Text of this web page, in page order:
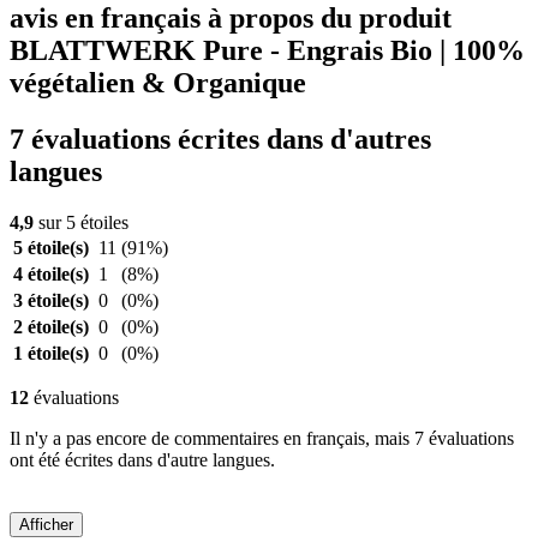
avis en français à propos du produit
BLATTWERK Pure - Engrais Bio | 100%
végétalien & Organique
7 évaluations écrites dans d'autres
langues
4,9 sur 5 étoiles
5 étoile(s) 11 (91%)
4 étoile(s) 1
(8%)
3 étoile(s) 0
(0%)
2 étoile(s) 0
(0%)
1 étoile(s) 0 (0%)
12 évaluations
Il n'y a pas encore de commentaires en français, mais 7 évaluations
ont été écrites dans d'autre langues.
Afficher